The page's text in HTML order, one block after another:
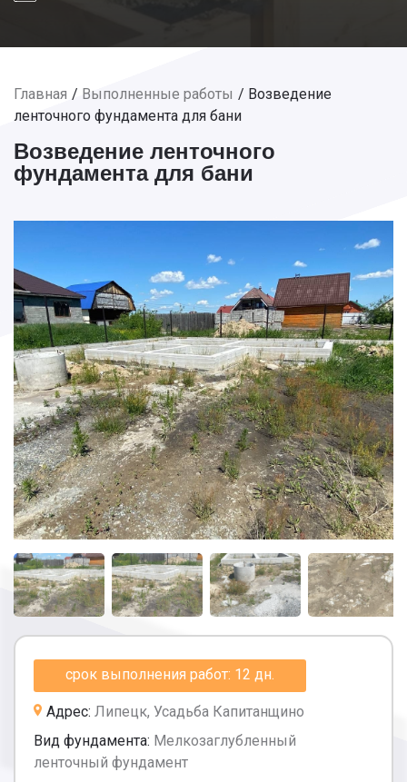
Главная Выполненные работы
Возведение
ленточного фундамента для бани
Возведение ленточного
фундамента для бани
срок выполнения работ: 12 дн.
Адрес: Липецк, Усадьба Капитанщино
Вид фундамента: Мелкозаглубленный
ленточный фундамент